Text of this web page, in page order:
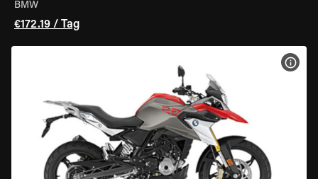
BMW
€172.19 / Tag